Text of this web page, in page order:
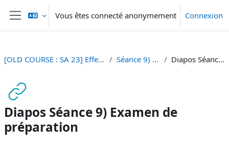
Passer au contenu principal
Panneau latéral
Vous êtes connecté anonymement Connexion
[OLD COURSE : SA 23] Effets et Usages des Médias et Nouveaux Médias Séance 9) Examen de préparation Diapos Séance 9) Examen de préparation
Diapos Séance 9) Examen de
préparation